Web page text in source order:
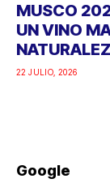
MUSCO
UN VINO
22 JULIO, 2026
Google